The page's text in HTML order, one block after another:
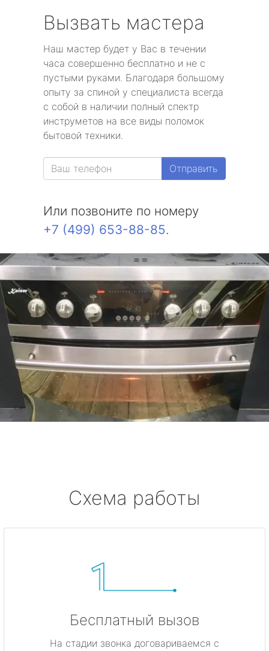
Вызвать мастера
Наш мастер будет у Вас в течении
часа совершенно бесплатно и не с
пустыми руками. Благодаря большому
опыту за спиной у специалиста всегда
с собой в наличии полный спектр
инструметов на все виды поломок
бытовой техники.
Отправить
Или позвоните по номеру
+7 (499) 653-88-85.
Схема работы
Бесплатный вызов
На стадии звонка договариваемся с